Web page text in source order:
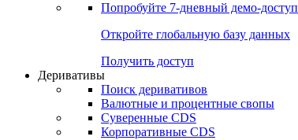
Попробуйте 7-дневный демо-доступ
Откройте глобальную базу данных
Получить доступ
Деривативы
Поиск деривативов
Валютные и процентные свопы
Суверенные CDS
Корпоративные CDS